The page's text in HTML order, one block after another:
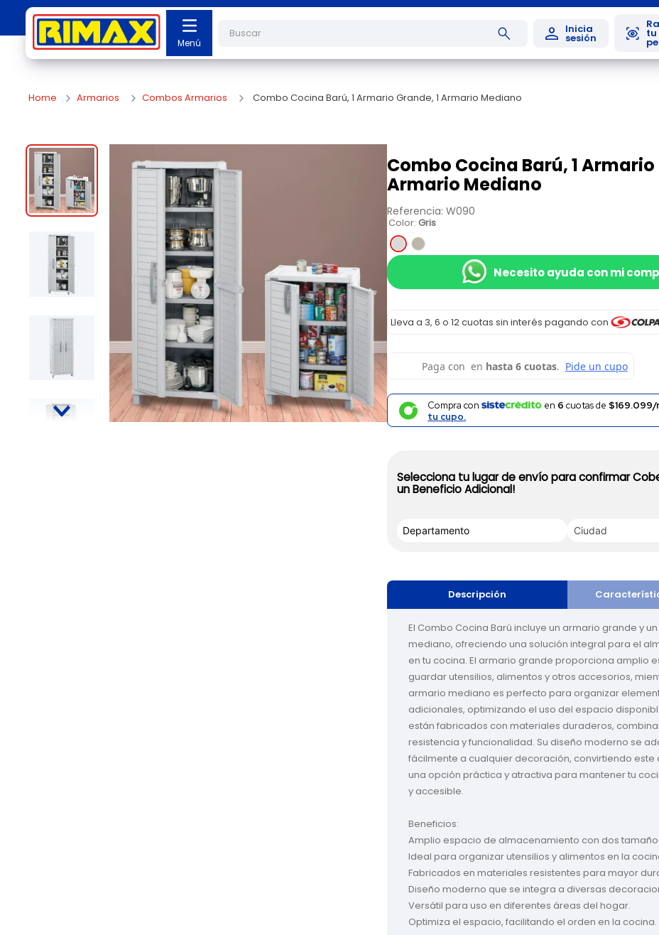
Armarios Combos Armarios Combo Cocina Barú, 1 Armario Grande, 1 Armario Mediano
Combo Cocina Barú, 1 Armario
Armario Mediano
Referencia: W090
Color: Gris
Necesito ayuda con mi
Lleva a 3, 6 o 12 cuotas sin interés pagando con
Compra con en 6 cuotas de $169.099/
tu cupo.
Selecciona tu lugar de envío para confirmar
un Beneficio Adicional!
Descripción
El Combo Cocina Barú incluye un armario grande y
mediano, ofreciendo una solución integral para el
en tu cocina. El armario grande proporciona amplio
guardar utensilios, alimentos y otros accesorios,
armario mediano es perfecto para organizar
adicionales, optimizando el uso del espacio
están fabricados con materiales duraderos,
resistencia y funcionalidad. Su diseño moderno se
fácilmente a cualquier decoración, convirtiendo este
una opción práctica y atractiva para mantener tu
y accesible.
Beneficios:
Amplio espacio de almacenamiento con dos
Ideal para organizar utensilios y alimentos en la
Fabricados en materiales resistentes para mayor
Diseño moderno que se integra a diversas
Versátil para uso en diferentes áreas del hogar.
Optimiza el espacio, facilitando el orden en la cocina.